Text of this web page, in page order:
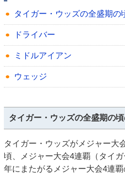
タイガー・ウッズの全盛期の
ドライバー
ミドルアイアン
ウェッジ
タイガー・ウッズの全盛期の
タイガー・ウッズがメジャー大
頃、メジャー大会4連覇（タイ
年にまたがるメジャー大会4連